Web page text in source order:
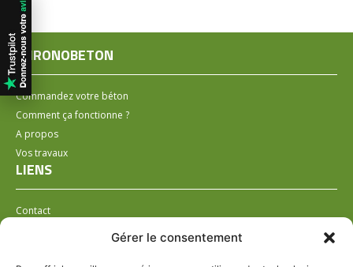
Gérer le consentement
CHRONOBETON
Commandez votre béton
Comment ça fonctionne ?
A propos
Vos travaux
LIENS
Contact